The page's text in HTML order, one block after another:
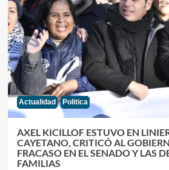
Actualidad Politica
AXEL KICILLOF ESTUVO EN
CAYETANO, CRITICÓ AL
FRACASO EN EL SENADO Y LAS
FAMILIAS